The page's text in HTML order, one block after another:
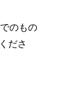
のもの
ださ